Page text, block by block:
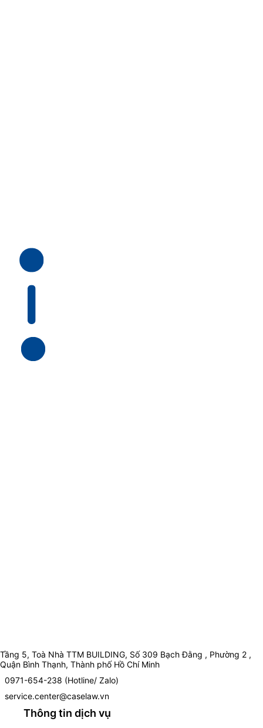
Tầng 5, Toà Nhà TTM BUILDING, Số 309 Bạch Đằng , Phường 2 ,
Quận Bình Thạnh, Thành phố Hồ Chí Minh
0971-654-238 (Hotline/ Zalo)
service.center@caselaw.vn
Thông tin dịch vụ